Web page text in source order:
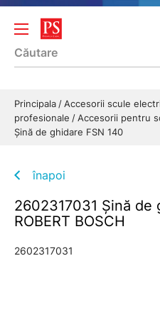
Principala Accesorii scule
profesionale
Accesorii pentru
Şină de ghidare FSN 140
înapoi
2602317031 Şină de
ROBERT BOSCH
2602317031